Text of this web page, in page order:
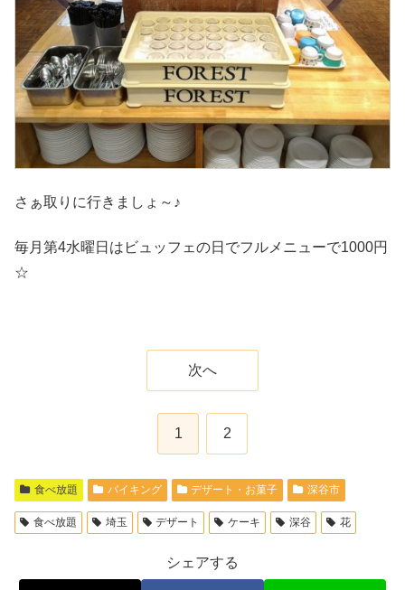
さぁ取りに行きましょ～♪
毎月第4水曜日はビュッフェの日でフルメニューで1000円
☆
次へ
1 2
食べ放題 バイキング デザート・お菓子 深谷市
食べ放題 埼玉 デザート ケーキ 深谷 花
シェアする